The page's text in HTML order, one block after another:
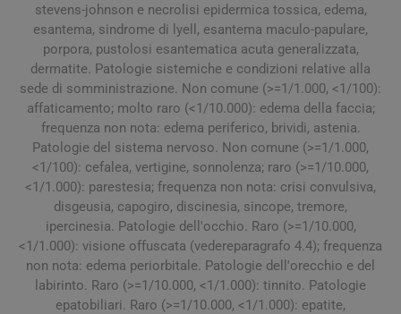
stevens-johnson e necrolisi epidermica tossica, edema,
esantema, sindrome di lyell, esantema maculo-papulare,
porpora, pustolosi esantematica acuta generalizzata,
dermatite. Patologie sistemiche e condizioni relative alla
sede di somministrazione. Non comune (>=1/1.000, <1/100):
affaticamento; molto raro (<1/10.000): edema della faccia;
frequenza non nota: edema periferico, brividi, astenia.
Patologie del sistema nervoso. Non comune (>=1/1.000,
<1/100): cefalea, vertigine, sonnolenza; raro (>=1/10.000,
<1/1.000): parestesia; frequenza non nota: crisi convulsiva,
disgeusia, capogiro, discinesia, sincope, tremore,
ipercinesia. Patologie dell'occhio. Raro (>=1/10.000,
<1/1.000): visione offuscata (vedereparagrafo 4.4); frequenza
non nota: edema periorbitale. Patologie dell'orecchio e del
labirinto. Raro (>=1/10.000, <1/1.000): tinnito. Patologie
epatobiliari. Raro (>=1/10.000, <1/1.000): epatite,